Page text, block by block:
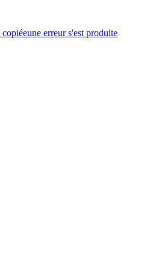
copiéeune erreur s'est produite